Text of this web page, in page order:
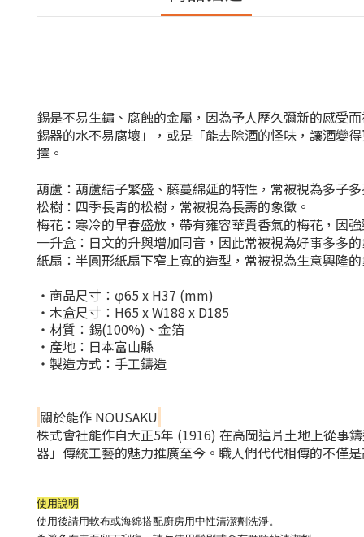
錫是不易生鏽、腐蝕的金屬，因為予人歷久彌新的感受
錫器的水不易腐壞」，或是「能去除酒的怪味，讓酒變
擇。
葫蘆：葫蘆結子繁盛、藤蔓綿延的特性，常被視為多子
松樹：四季長青的松樹，常被視為長壽的象徵。
梅花：寒冷的早春盛放，帶有雍容華貴香氣的梅花，因
一升盒：日文的升與增加同音，因此常被視為好事多多
紙扇：半圓形紙扇下窄上寬的造型，常被視為生意興隆
・商品尺寸： φ65 x H37 (mm)
・木盒尺寸：H65 x W188 x D185
・材質：錫(100%)、金箔
・產地：日本富山縣
・製造方式：手工鑄造
關於能作 NOUSAKU
株式會社能作自大正5年 (1916) 在高岡這片土地上從事
器」傳統工藝的魅力推廣至今。職人們代代相傳的不僅
使用說明
使用後請用軟布或海綿搭配廚房用中性清潔劑洗淨。